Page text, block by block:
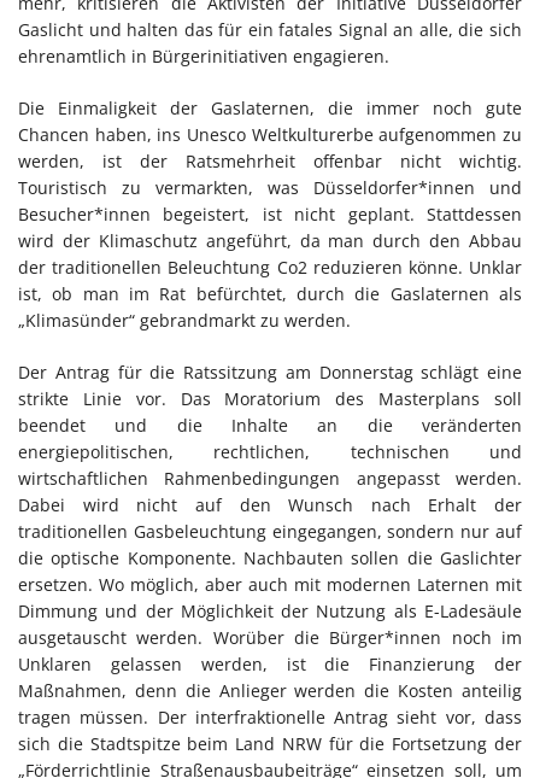
Gaslicht und halten das für ein fatales Signal an alle, die sich
ehrenamtlich in Bürgerinitiativen engagieren.
Die Einmaligkeit der Gaslaternen, die immer noch gute
Chancen haben, ins Unesco Weltkulturerbe aufgenommen zu
werden, ist der Ratsmehrheit offenbar nicht wichtig.
Touristisch zu vermarkten, was Düsseldorfer*innen und
Besucher*innen begeistert, ist nicht geplant. Stattdessen
wird der Klimaschutz angeführt, da man durch den Abbau
der traditionellen Beleuchtung Co2 reduzieren könne. Unklar
ist, ob man im Rat befürchtet, durch die Gaslaternen als
„Klimasünder“ gebrandmarkt zu werden.
Der Antrag für die Ratssitzung am Donnerstag schlägt eine
strikte Linie vor. Das Moratorium des Masterplans soll
beendet und die Inhalte an die veränderten
energiepolitischen, rechtlichen, technischen und
wirtschaftlichen Rahmenbedingungen angepasst werden.
Dabei wird nicht auf den Wunsch nach Erhalt der
traditionellen Gasbeleuchtung eingegangen, sondern nur auf
die optische Komponente. Nachbauten sollen die Gaslichter
ersetzen. Wo möglich, aber auch mit modernen Laternen mit
Dimmung und der Möglichkeit der Nutzung als E-Ladesäule
ausgetauscht werden. Worüber die Bürger*innen noch im
Unklaren gelassen werden, ist die Finanzierung der
Maßnahmen, denn die Anlieger werden die Kosten anteilig
tragen müssen. Der interfraktionelle Antrag sieht vor, dass
sich die Stadtspitze beim Land NRW für die Fortsetzung der
„Förderrichtlinie Straßenausbaubeiträge“ einsetzen soll, um